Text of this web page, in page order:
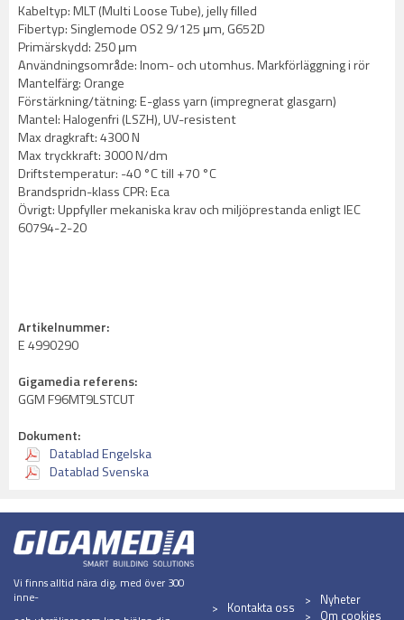
Kabeltyp: MLT (Multi Loose Tube), jelly filled
Fibertyp: Singlemode OS2 9/125 μm, G652D
Primärskydd: 250 μm
Användningsområde: Inom- och utomhus. Markförläggning i rör
Mantelfärg: Orange
Förstärkning/tätning: E-glass yarn (impregnerat glasgarn)
Mantel: Halogenfri (LSZH), UV-resistent
Max dragkraft: 4300 N
Max tryckkraft: 3000 N/dm
Driftstemperatur: -40 °C till +70 °C
Brandspridn-klass CPR: Eca
Övrigt: Uppfyller mekaniska krav och miljöprestanda enligt IEC
60794-2-20
Artikelnummer:
E 4990290
Gigamedia referens:
GGM F96MT9LSTCUT
Dokument:
Datablad Engelska
Datablad Svenska
Vi finns alltid nära dig, med över 300
inne-
Kontakta oss
Nyheter
Om cookies